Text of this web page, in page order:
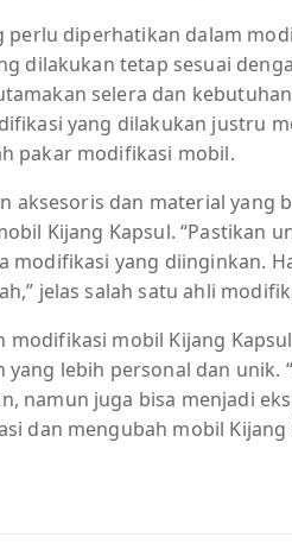
perlu diperhatikan dalam
dilakukan tetap sesuai
selera dan
yang dilakukan justru
pakar modifikasi mobil.
aksesoris dan material yang
Kijang Kapsul. “Pastikan
modifikasi yang diinginkan.
jelas salah satu ahli
modifikasi mobil Kijang
yang lebih personal dan
namun juga bisa menjadi
dan mengubah mobil